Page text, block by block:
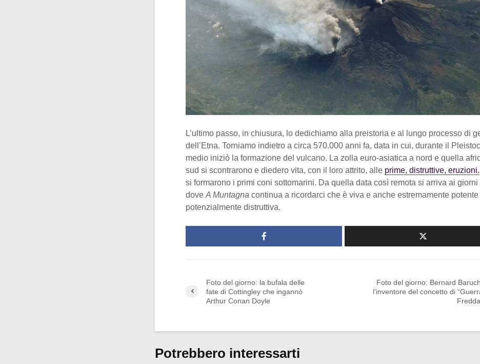
L’ultimo passo, in chiusura, lo dedichiamo alla preistoria e al lungo processo di
dell’Etna. Torniamo indietro a circa 570.000 anni fa, data in cui, durante il
medio iniziò la formazione del vulcano. La zolla euro-asiatica a nord e quella
sud si scontrarono e diedero vita, con il loro attrito, alle prime, distruttive, eruzioni.
si formarono i primi coni sottomarini. Da quella data così remota si arriva ai giorni
dove A Muntagna continua a ricordarci che è viva e anche estremamente potente
potenzialmente distruttiva.
Foto del giorno: la bufala delle
fate di Cottingley che ingannò
Arthur Conan Doyle
Foto del giorno: Bernard Baruch,
l’inventore del concetto di
Potrebbero interessarti